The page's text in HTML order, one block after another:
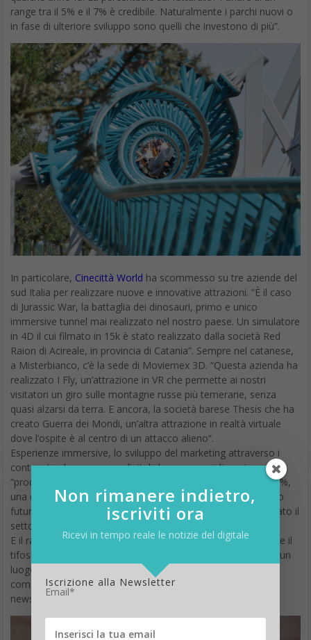
Francesco Marino
Giornalista esperto di tecnologia, da oltre 20
hardware, software e social. È stato direttore
editoriale della rivista scientifica Newton e ha lavorato per 11
anni al Gruppo Sole 24 Ore. È il fondatore e direttore
responsabile di Digitalic
Recensione nuovo iPad
Pro, i benchmark e i
Non rimanere indietro,
iscriviti ora
Ricevi in tempo reale le notizie del digitale
Iscrizione alla Newsletter
Email*